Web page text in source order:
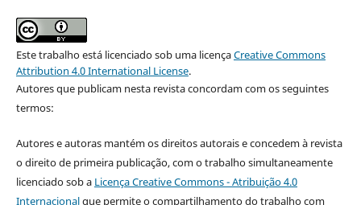
Este trabalho está licenciado sob uma licençaCreative Commons
Attribution 4.0 International License.
Autores que publicam nesta revista concordam com os seguintes
termos:
Autores e autoras mantém os direitos autorais e concedem à revista
o direito de primeira publicação, com o trabalho simultaneamente
licenciado sob a Licença Creative Commons - Atribuição 4.0
Internacionalque permite o compartilhamento do trabalho com